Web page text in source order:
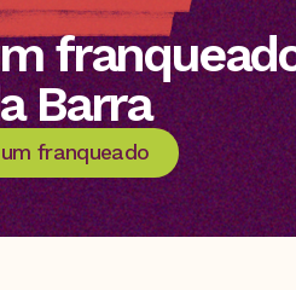
Barra
franqueado